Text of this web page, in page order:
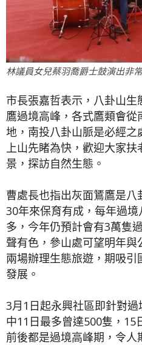
林議員女兒蔡羽喬爵士鼓演出非
市長張嘉哲表示，八卦山
鷹過境高峰，各式鷹類會
地，南投八卦山脈是必經
上山先睹為快，歡迎大家
景，探訪自然生態。
曹處長也指出灰面鵟鷹是八
30年來保育有成，每年過
多，今年仍預計會有3萬隻
聲有色，參山處可望明年
兩場辦理生態旅遊，期吸
發展。
3月1日起永興社區即針對
中11日最多曾達500隻，15
前後都是過境高峰期，令人